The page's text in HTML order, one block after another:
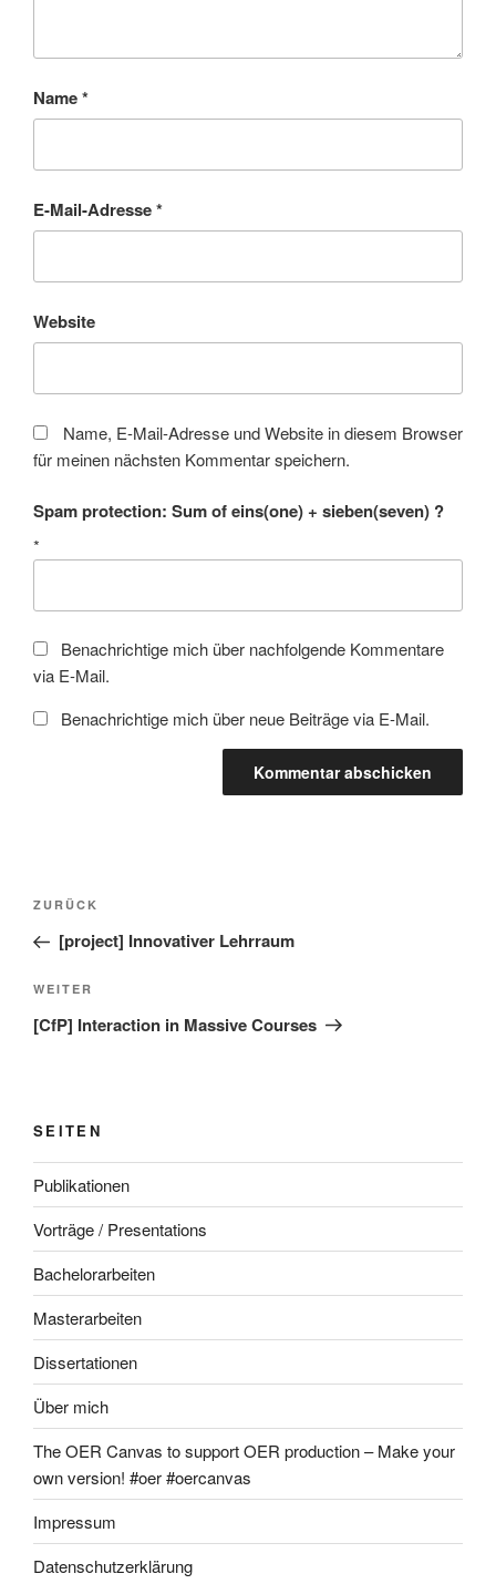
Name*
E-Mail-Adresse*
Website
Name, E-Mail-Adresse und Website in diesem Browser
für meinen nächsten Kommentar speichern.
Spam protection: Sum of eins(one) + sieben(seven) ?
*
Benachrichtige mich über nachfolgende Kommentare
via E-Mail.
Benachrichtige mich über neue Beiträge via E-Mail.
Beitragsnavigation
Vorheriger
Beitrag
ZURÜCK
[project] Innovativer Lehrraum
Nächster
Beitrag
WEITER
[CfP] Interaction in Massive Courses
SEITEN
Publikationen
Vorträge / Presentations
Bachelorarbeiten
Masterarbeiten
Dissertationen
Über mich
The OER Canvas to support OER production – Make your
own version! #oer #oercanvas
Impressum
Datenschutzerklärung